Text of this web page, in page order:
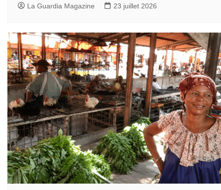
La Guardia Magazine 23 juillet 2026